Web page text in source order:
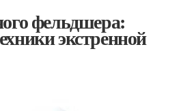
фельдшера:
экстренной